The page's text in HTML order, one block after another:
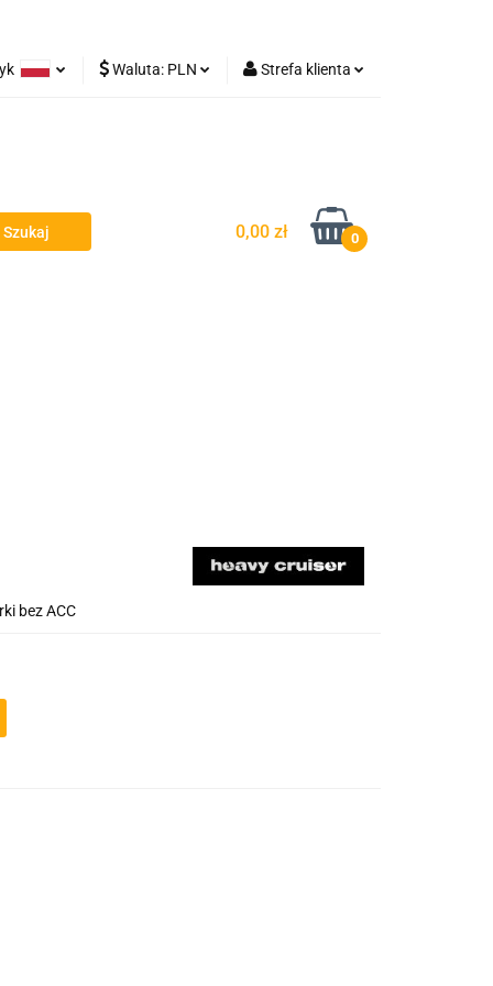
Waluta: PLN Strefa klienta
0,00 zł 0
bez ACC